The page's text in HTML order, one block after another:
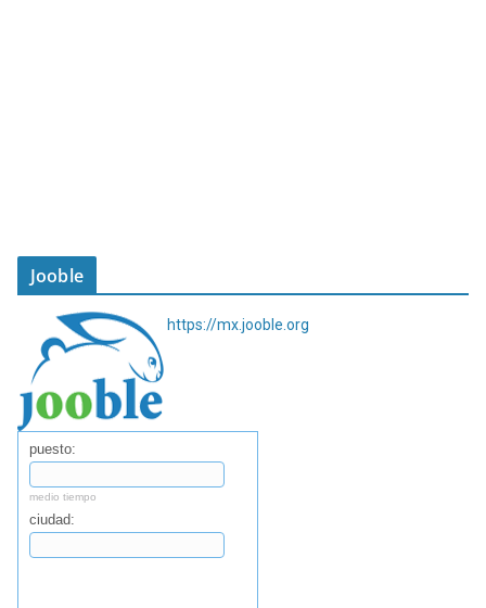
Jooble
https://mx.jooble.org
puesto:
medio tiempo
ciudad: